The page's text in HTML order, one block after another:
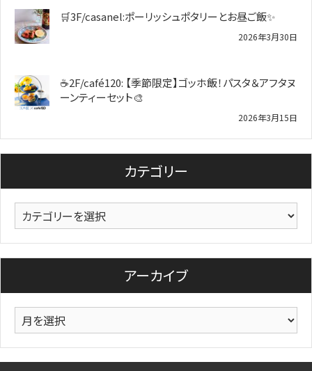
🛒3F/casanel:ポーリッシュポタリーとお昼ご飯✨
2026年3月30日
☕2F/café120: 【季節限定】ゴッホ飯！パスタ＆アフタヌ
ーンティーセット🎨
2026年3月15日
カテゴリー
カ
テ
アーカイブ
ー